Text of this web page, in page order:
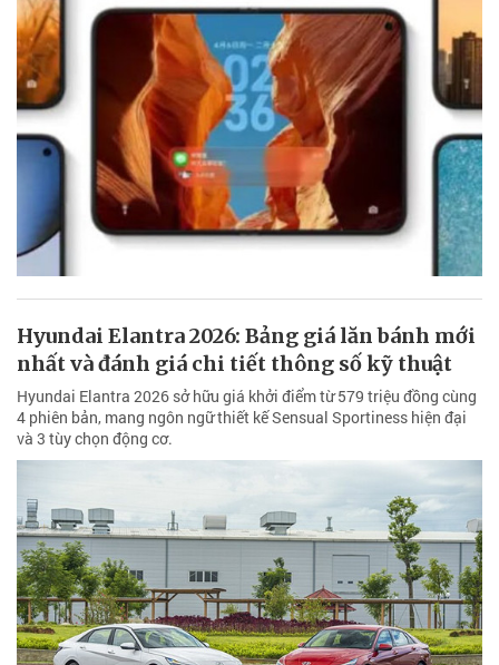
Hyundai Elantra 2026: Bảng giá lăn bánh mới
nhất và đánh giá chi tiết thông số kỹ thuật
Hyundai Elantra 2026 sở hữu giá khởi điểm từ 579 triệu đồng cùng
4 phiên bản, mang ngôn ngữ thiết kế Sensual Sportiness hiện đại
và 3 tùy chọn động cơ.